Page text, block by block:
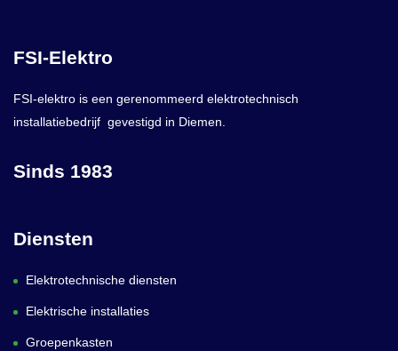
FSI-Elektro
FSI-elektro is een gerenommeerd elektrotechnisch
installatiebedrijf gevestigd in Diemen.
Sinds 1983
Diensten
Elektrotechnische diensten
Elektrische installaties
Groepenkasten